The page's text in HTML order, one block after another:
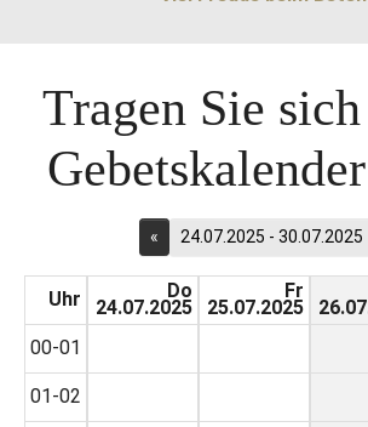
Tragen Sie
« 24.07.2025 - 30.07.2025
Uhr
00-01
01-02
Do
24.07.2025
Fr
25.07.2025